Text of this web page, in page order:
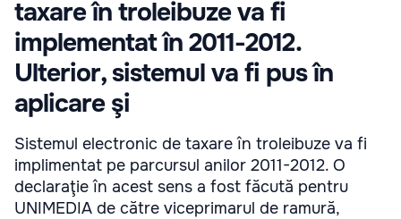
taxare în troleibuze va fi
implementat în 2011-2012.
Ulterior, sistemul va fi pus în
aplicare şi
Sistemul electronic de taxare în troleibuze va fi
implimentat pe parcursul anilor 2011-2012. O
declaraţie în acest sens a fost făcută pentru
UNIMEDIA de către viceprimarul de ramură,